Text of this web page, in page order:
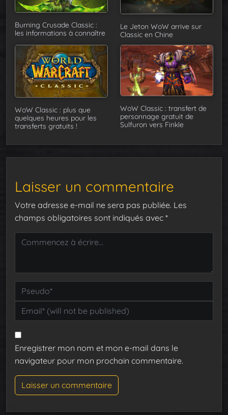
Burning Crusade Classic :
les informations à connaître
Le Jeton WoW arrive sur
Classic en Chine
WoW Classic : plus que
quelques heures pour les
transferts gratuits !
WoW Classic : transfert de
personnage gratuit de
Sulfuron vers Finkle
Laisser un commentaire
Votre adresse e-mail ne sera pas publiée. Les
champs obligatoires sont indiqués avec *
Enregistrer mon nom et mon e-mail dans le
navigateur pour mon prochain commentaire.